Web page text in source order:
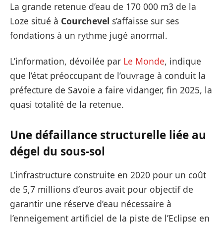
La grande retenue d’eau de 170 000 m3 de la
Loze situé à Courchevel s’affaisse sur ses
fondations à un rythme jugé anormal.
L’information, dévoilée par Le Monde, indique
que l’état préoccupant de l’ouvrage à conduit la
préfecture de Savoie a faire vidanger, fin 2025, la
quasi totalité de la retenue.
Une défaillance structurelle liée au
dégel du sous-sol
L’infrastructure construite en 2020 pour un coût
de 5,7 millions d’euros avait pour objectif de
garantir une réserve d’eau nécessaire à
l’enneigement artificiel de la piste de l’Eclipse en